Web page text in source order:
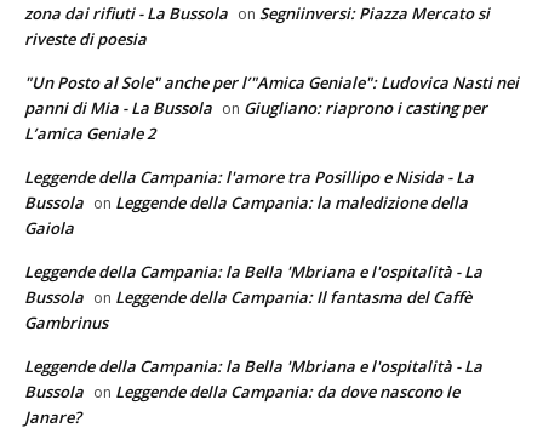
zona dai rifiuti - La Bussola on Segniinversi: Piazza Mercato si
riveste di poesia
"Un Posto al Sole" anche per l’"Amica Geniale": Ludovica Nasti nei
panni di Mia - La Bussola on Giugliano: riaprono i casting per
L’amica Geniale 2
Leggende della Campania: l'amore tra Posillipo e Nisida - La
Bussola on Leggende della Campania: la maledizione della
Gaiola
Leggende della Campania: la Bella 'Mbriana e l'ospitalità - La
Bussola on Leggende della Campania: Il fantasma del Caffè
Gambrinus
Leggende della Campania: la Bella 'Mbriana e l'ospitalità - La
Bussola on Leggende della Campania: da dove nascono le
Janare?